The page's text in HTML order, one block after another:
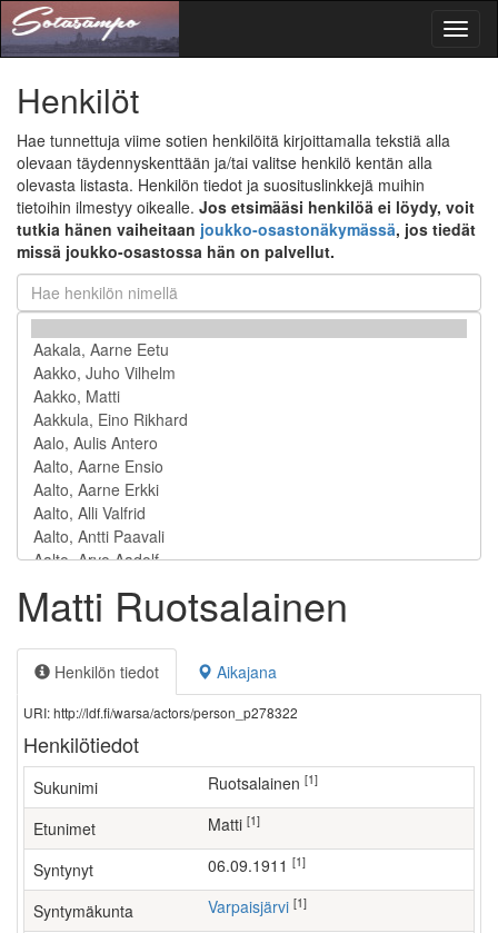
Henkilöt
Hae tunnettuja viime sotien henkilöitä kirjoittamalla tekstiä alla
olevaan täydennyskenttään ja/tai valitse henkilö kentän alla
olevasta listasta. Henkilön tiedot ja suosituslinkkejä muihin
tietoihin ilmestyy oikealle. Jos etsimääsi henkilöä ei löydy, voit
tutkia hänen vaiheitaan joukko-osastonäkymässä, jos tiedät
missä joukko-osastossa hän on palvellut.
Matti Ruotsalainen
Henkilön tiedot Aikajana
URI: http://ldf.fi/warsa/actors/person_p278322
Henkilötiedot
Sukunimi Ruotsalainen [1]
Etunimet Matti [1]
Syntynyt 06.09.1911 [1]
Syntymäkunta Varpaisjärvi [1]